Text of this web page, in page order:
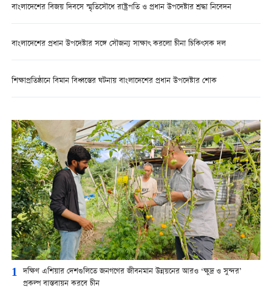
বাংলাদেশের বিজয় দিবসে স্মৃতিসৌধে রাষ্ট্রপতি ও প্রধান উপদেষ্টার শ্রদ্ধা নিবেদন
বাংলাদেশের প্রধান উপদেষ্টার সঙ্গে সৌজন্য সাক্ষাৎ করলো চীনা চিকিৎসক দল
শিক্ষাপ্রতিষ্ঠানে বিমান বিধ্বস্তের ঘটনায় বাংলাদেশের প্রধান উপদেষ্টার শোক
1 দক্ষিণ এশিয়ার দেশগুলিতে জনগণের জীবনমান উন্নয়নের আরও ‘ক্ষুদ্র ও সুন্দর’
প্রকল্প বাস্তবায়ন করবে চীন